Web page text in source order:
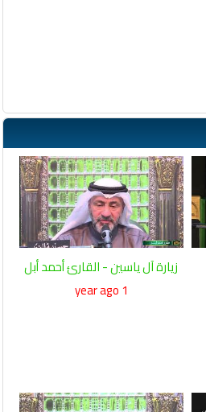
زيارة آل ياسين - القارئ أحمد أبل
1 year ago